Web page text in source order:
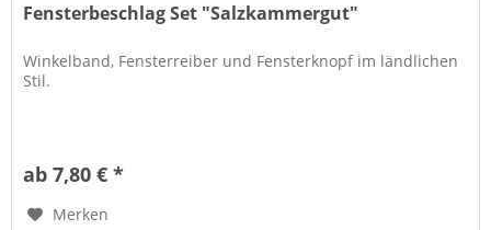
Fensterbeschlag Set "Salzkammergut"
Winkelband, Fensterreiber und Fensterknopf im ländlichen
Stil.
ab 7,80 € *
Merken